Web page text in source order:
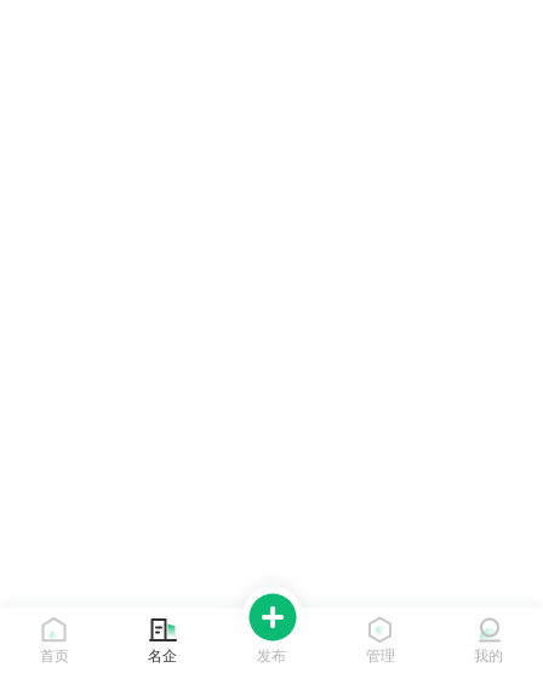
首页 名企 发布 管理 我的